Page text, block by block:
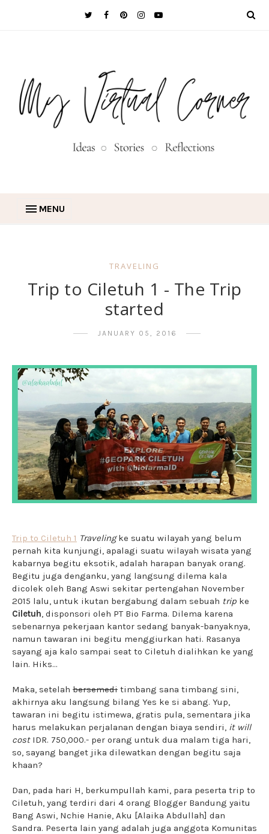
MENU
TRAVELING
Trip to Ciletuh 1 - The Trip
started
JANUARY 05, 2016
Trip to Ciletuh 1 Travelingke suatu wilayah yang belum
pernah kita kunjungi, apalagi suatu wilayah wisata yang
kabarnya begitu eksotik, adalah harapan banyak orang.
Begitu juga denganku, yang langsung dilema kala
dicolek oleh Bang Aswi sekitar pertengahan November
2015 lalu, untuk ikutan bergabung dalam sebuah trip ke
Ciletuh, disponsori oleh PT Bio Farma. Dilema karena
sebenarnya pekerjaan kantor sedang banyak-banyaknya,
namun tawaran ini begitu menggiurkan hati. Rasanya
sayang aja kalo sampai seat to Ciletuh dialihkan ke yang
lain. Hiks...
Maka, setelah bersemedi timbang sana timbang sini,
akhirnya aku langsung bilang Yes ke si abang. Yup,
tawaran ini begitu istimewa, gratis pula, sementara jika
harus melakukan perjalanan dengan biaya sendiri, it will
cost IDR. 750,000.- per orang untuk dua malam tiga hari,
so, sayang banget jika dilewatkan dengan begitu saja
khaan?
Dan, pada hari H, berkumpullah kami, para peserta trip to
Ciletuh, yang terdiri dari 4 orang Blogger Bandung yaitu
Bang Aswi, Nchie Hanie, Aku [Alaika Abdullah] dan
Sandra. Peserta lain yang adalah juga anggota Komunitas